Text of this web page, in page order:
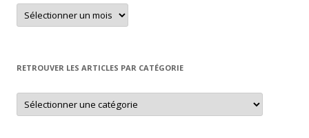
Retrouver
un
article
RETROUVER LES ARTICLES PAR CATÉGORIE
Retrouver
les
articles